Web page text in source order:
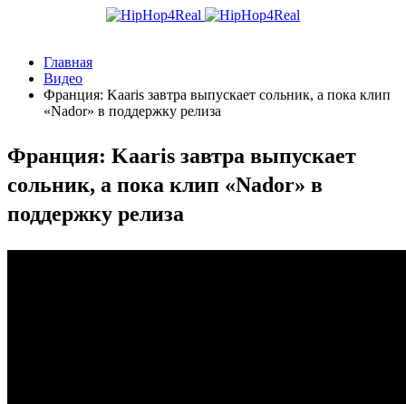
Главная
Видео
Франция: Kaaris завтра выпускает сольник, а пока клип
«Nador» в поддержку релиза
Франция: Kaaris завтра выпускает
сольник, а пока клип «Nador» в
поддержку релиза